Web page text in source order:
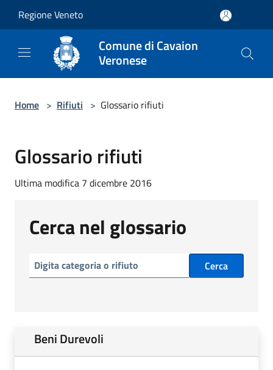
Regione Veneto
Comune di Cavaion
Veronese
Home > Rifiuti > Glossario rifiuti
Glossario rifiuti
Ultima modifica 7 dicembre 2016
Cerca nel glossario
Cerca
Beni Durevoli